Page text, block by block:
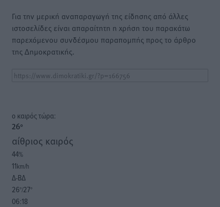
Για την μερική αναπαραγωγή της είδησης από άλλες
ιστοσελίδες είναι απαραίτητη η χρήση του παρακάτω
παρεχόμενου συνδέσμου παραπομπής προς το άρθρο
της Δημοκρατικής.
o καιρός τώρα:
26°
αίθριος καιρός
44%
11km/h
Δ-ΒΔ
26°/27°
06:18